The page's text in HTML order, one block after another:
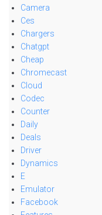
Camera
Ces
Chargers
Chatgpt
Cheap
Chromecast
Cloud
Codec
Counter
Daily
Deals
Driver
Dynamics
E
Emulator
Facebook